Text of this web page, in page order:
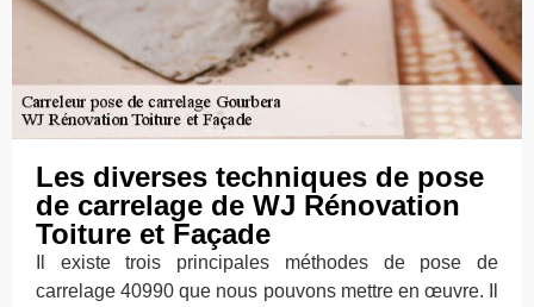
Les diverses techniques de pose
de carrelage de WJ Rénovation
Toiture et Façade
Il existe trois principales méthodes de pose de
carrelage 40990 que nous pouvons mettre en œuvre. Il